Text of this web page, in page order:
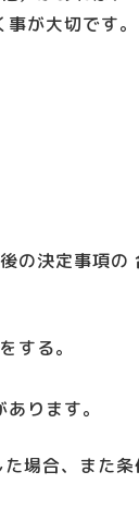
が大切です。
の決定事項
する。
ります。
場合、また